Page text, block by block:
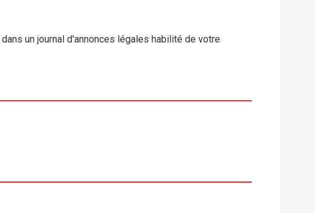
dans un journal d'annonces légales habilité de votre